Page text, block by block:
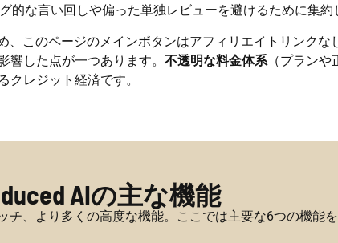
な言い回しや偏った単独レビューを避けるために集約
このページのメインボタンはアフィリエイトリンク
した点が一つあります。 不透明な料金体系 （プラン
レジット経済です。
AIの主な機能
、より多くの高度な機能。ここでは主要な6つの機能